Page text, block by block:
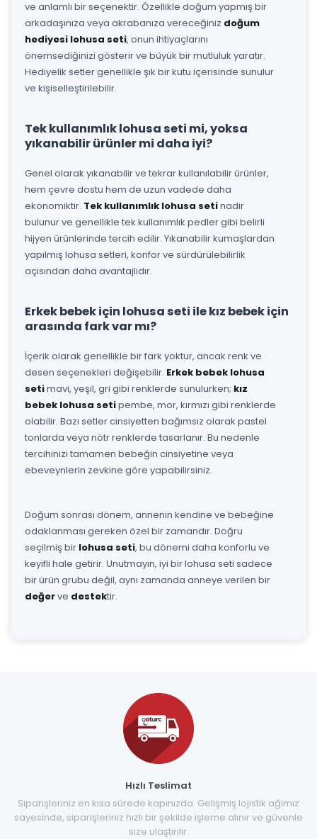
ve anlamlı bir seçenektir. Özellikle doğum yapmış bir
arkadaşınıza veya akrabanıza vereceğiniz doğum
hediyesi lohusa seti, onun ihtiyaçlarını
önemsediğinizi gösterir ve büyük bir mutluluk yaratır.
Hediyelik setler genellikle şık bir kutu içerisinde sunulur
ve kişiselleştirilebilir.
Tek kullanımlık lohusa seti mi, yoksa
yıkanabilir ürünler mi daha iyi?
Genel olarak yıkanabilir ve tekrar kullanılabilir ürünler,
hem çevre dostu hem de uzun vadede daha
ekonomiktir. Tek kullanımlık lohusa setinadir
bulunur ve genellikle tek kullanımlık pedler gibi belirli
hijyen ürünlerinde tercih edilir. Yıkanabilir kumaşlardan
yapılmış lohusa setleri, konfor ve sürdürülebilirlik
açısından daha avantajlıdır.
Erkek bebek için lohusa seti ile kız bebek için
arasında fark var mı?
İçerik olarak genellikle bir fark yoktur, ancak renk ve
desen seçenekleri değişebilir. Erkek bebek lohusa
setimavi, yeşil, gri gibi renklerde sunulurken; kız
bebek lohusa setipembe, mor, kırmızı gibi renklerde
olabilir. Bazı setler cinsiyetten bağımsız olarak pastel
tonlarda veya nötr renklerde tasarlanır. Bu nedenle
tercihinizi tamamen bebeğin cinsiyetine veya
ebeveynlerin zevkine göre yapabilirsiniz.
Doğum sonrası dönem, annenin kendine ve bebeğine
odaklanması gereken özel bir zamandır. Doğru
seçilmiş bir lohusa seti, bu dönemi daha konforlu ve
keyifli hale getirir. Unutmayın, iyi bir lohusa seti sadece
bir ürün grubu değil, aynı zamanda anneye verilen bir
değerve destektir.
Hızlı Teslimat
Siparişleriniz en kısa sürede kapınızda. Gelişmiş lojistik ağımız
sayesinde, siparişleriniz hızlı bir şekilde işleme alınır ve güvenle
size ulaştırılır.